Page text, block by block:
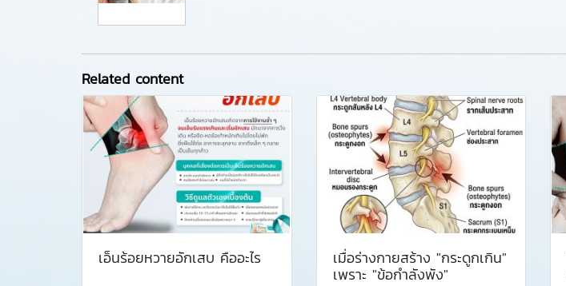
Related content
เอ็นร้อยหวายอักเสบ คืออะไร ️ เมื่อร่างกายสร้าง "กระดูกเกิน"
เพราะ "ข้อกำลังพัง"